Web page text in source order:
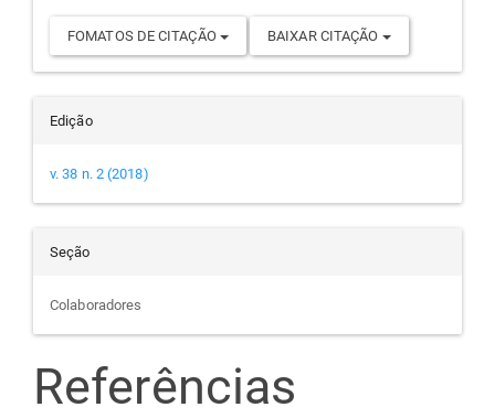
FOMATOS DE CITAÇÃO BAIXAR CITAÇÃO
Edição
v. 38 n. 2 (2018)
Seção
Colaboradores
Referências